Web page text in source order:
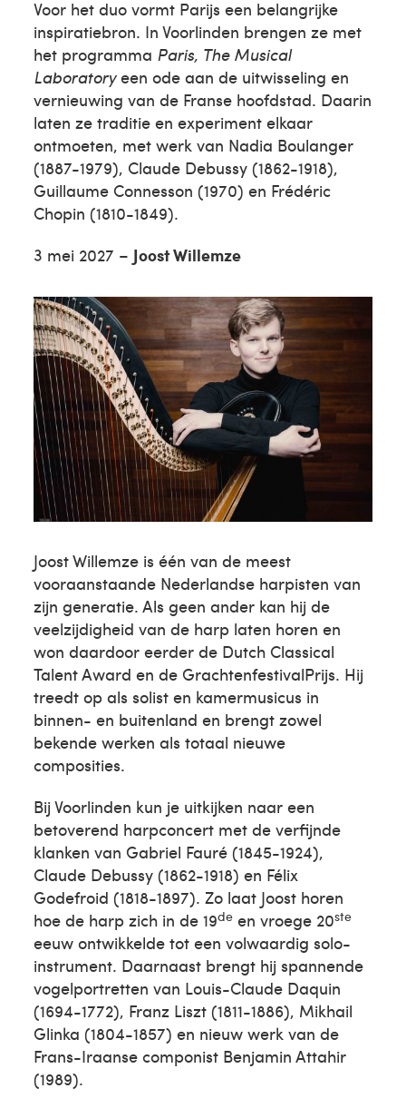
Voor het duo vormt Parijs een belangrijke
inspiratiebron. In Voorlinden brengen ze met
het programma Paris, The Musical
Laboratoryeen ode aan de uitwisseling en
vernieuwing van de Franse hoofdstad. Daarin
laten ze traditie en experiment elkaar
ontmoeten, met werk van Nadia Boulanger
(1887-1979), Claude Debussy (1862-1918),
Guillaume Connesson (1970) en Frédéric
Chopin (1810-1849).
3 mei 2027 – Joost Willemze
Joost Willemze is één van de meest
vooraanstaande Nederlandse harpisten van
zijn generatie. Als geen ander kan hij de
veelzijdigheid van de harp laten horen en
won daardoor eerder de Dutch Classical
Talent Award en de GrachtenfestivalPrijs. Hij
treedt op als solist en kamermusicus in
binnen- en buitenland en brengt zowel
bekende werken als totaal nieuwe
composities.
Bij Voorlinden kun je uitkijken naar een
betoverend harpconcert met de verfijnde
klanken van Gabriel Fauré (1845-1924),
Claude Debussy (1862-1918) en Félix
Godefroid (1818-1897). Zo laat Joost horen
hoe de harp zich in de 19de en vroege 20ste
eeuw ontwikkelde tot een volwaardig solo-
instrument. Daarnaast brengt hij spannende
vogelportretten van Louis-Claude Daquin
(1694-1772), Franz Liszt (1811-1886), Mikhail
Glinka (1804-1857) en nieuw werk van de
Frans-Iraanse componist Benjamin Attahir
(1989).